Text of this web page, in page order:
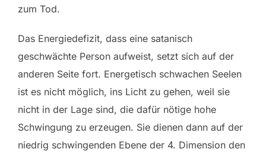
zum Tod.
Das Energiedefizit, dass eine satanisch
geschwächte Person aufweist, setzt sich auf der
anderen Seite fort. Energetisch schwachen Seelen
ist es nicht möglich, ins Licht zu gehen, weil sie
nicht in der Lage sind, die dafür nötige hohe
Schwingung zu erzeugen. Sie dienen dann auf der
niedrig schwingenden Ebene der 4. Dimension den